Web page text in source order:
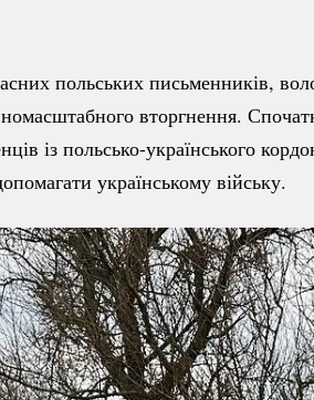
польських письменників,
вторгнення.
із польсько-українського
українському війську.